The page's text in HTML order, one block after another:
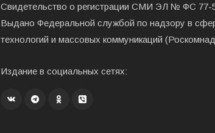
Свидетельство о регистрации СМИ ЭЛ № ФС 77-
Выдано Федеральной службой по надзору в
технологий и массовых коммуникаций
Издание в социальных сетях: